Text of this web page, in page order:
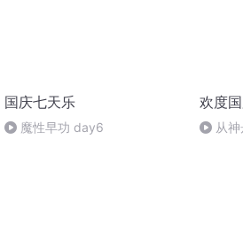
国庆七天乐
魔性早功 day6
欢度
从